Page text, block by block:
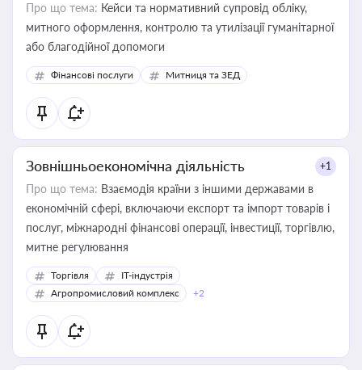
Про що тема: Кейси та нормативний супровід обліку,
митного оформлення, контролю та утилізації гуманітарної
або благодійної допомоги
Фінансові послуги Митниця та ЗЕД
Зовнішньоекономічна діяльність +1
Про що тема: Взаємодія країни з іншими державами в
економічній сфері, включаючи експорт та імпорт товарів і
послуг, міжнародні фінансові операції, інвестиції, торгівлю,
митне регулювання
Торгівля
IT-індустрія
Агропромисловий комплекс
+2